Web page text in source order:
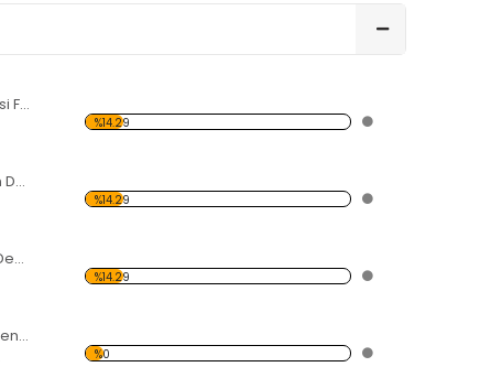
Renkli Gül Bahçesi Forex Tablo
%14.29
Boncuklar Desen Duvar Panosu
%14.29
Deniz Kabukları Desen Duvar Panosu
%14.29
5 Silahşörler Desen Duvar Panosu
%0